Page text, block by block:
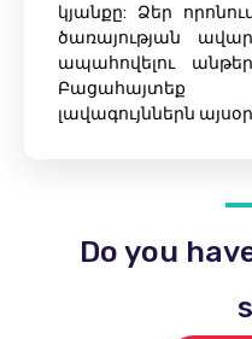
կյանքը: Ձեր
ծառայության
ապահովելու
Բացահայտեք
լավագույններն
Do you